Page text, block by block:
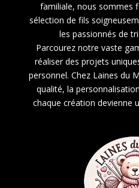
familiale, nous sommes
sélection de fils
les passionnés de
Parcourez notre vaste
réaliser des projets
personnel. Chez Laines du
qualité, la
chaque création devienne